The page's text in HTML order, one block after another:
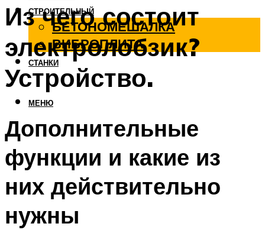
СТРОИТЕЛЬНЫЙ
БЕТОНОМЕШАЛКА
ВИБРОПЛИТА
СТАНКИ
МЕНЮ
Из чего состоит
электролобзик?
Устройство.
Дополнительные
функции и какие из
них действительно
нужны